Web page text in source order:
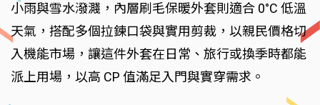
小雨與雪水潑濺，內層刷毛保暖外套則適合 0°C 低溫
天氣，搭配多個拉鍊口袋與實用剪裁，以親民價格切
入機能市場，讓這件外套在日常、旅行或換季時都能
派上用場，以高 CP 值滿足入門與實穿需求。